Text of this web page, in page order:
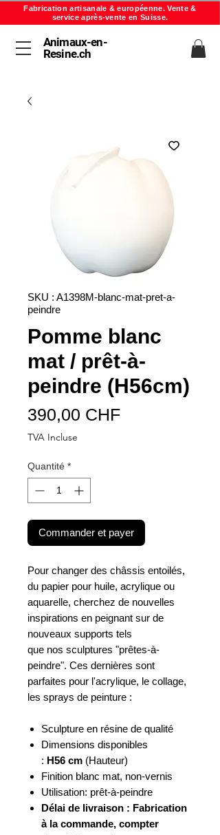
Animaux-en-
Resine.ch
Fabrication artisanale & européenne. Vente &
service après-vente en Suisse.
SKU : A1398M-blanc-mat-pret-a-
peindre
Pomme blanc
mat / prêt-à-
peindre (H56cm)
390,00 CHFPrix
TVA Incluse
Quantité *
Commander et payer
Pour changer des châssis entoilés,
du papier pour huile, acrylique ou
aquarelle, cherchez de nouvelles
inspirations en peignant sur de
nouveaux supports tels
que nos sculptures "prêtes-à-
peindre". Ces dernières sont
parfaites pour l'acrylique, le collage,
les sprays de peinture :
Sculpture en résine de qualité
Dimensions disponibles
: H56 cm (Hauteur)
Finition blanc mat, non-vernis
Utilisation: prêt-à-peindre
Délai de livraison : Fabrication
à la commande, compter